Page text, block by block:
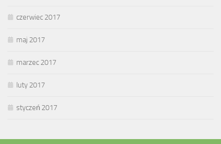
czerwiec 2017
maj 2017
marzec 2017
luty 2017
styczeń 2017